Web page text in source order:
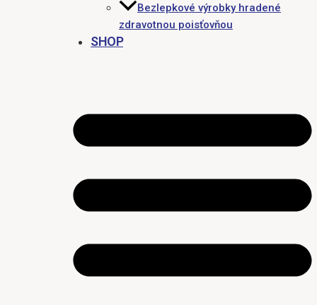
Bezlepkové výrobky hradené
zdravotnou poisťovňou
SHOP